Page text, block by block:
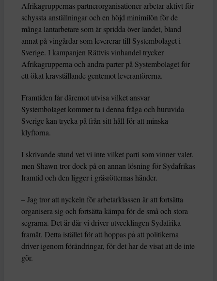
Afrikagruppernas partnerorganisationer arbetar aktivt för
schyssta anställningar och en höjd minimilön för de
många lantarbetare som är spridda över landet, bland
annat på vingårdar som levererar till Systembolaget i
Sverige. I kampanjen Rättvis vinhandel trycker
Afrikagrupperna och andra parter på Systembolaget för
ett ökat kravställande gentemot leverantörerna.
Framtiden får däremot utvisa vilket ansvar
Systembolaget kommer ta i denna fråga och huruvida
Sverige kan trycka på från sitt håll för att minska
klyftorna.
I skrivande stund vet vi inte vilket parti som vinner valet,
men Shawn tror dock på en annan lösning för Sydafrikas
framtid och den ligger i gräsrötternas händer.
– Jag tror att nyckeln för arbetarklassen är att fortsätta
organisera sig och fortsätta kämpa för de små och stora
segrarna. Det är där vi driver utvecklingen Sydafrika
framåt. Detta istället för att hoppas på att politikerna
driver igenom förändringar, för det har de visat att de inte
gör.